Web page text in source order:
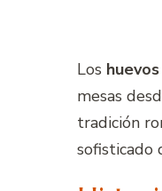
Los
mesas
tradición
sofisticado